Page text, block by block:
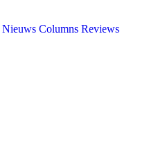
Nieuws Columns Reviews